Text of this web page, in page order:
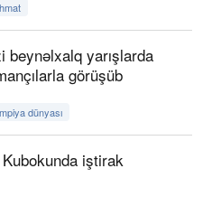
beynəlxalq yarışlarda
görüşüb
dünyası
Kubokunda iştirak